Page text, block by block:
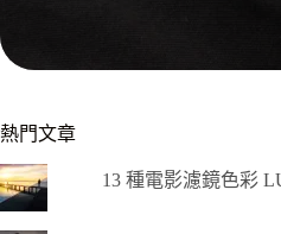
熱門文章
13 種電影濾鏡色彩